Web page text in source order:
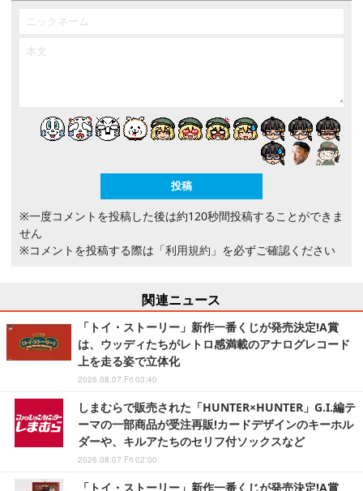
※一度コメントを投稿した後は約120秒間投稿することができま
せん
※コメントを投稿する際は 「利用規約」 を必ずご確認ください
関連ニュース
「トイ・ストーリー」新作一番くじが発売決定!A賞
は、ウッディたちがレトロ感満載のアナログレコード
上を走る姿で立体化
2026.08.07 Fri 03:40
しまむらで販売された「HUNTER×HUNTER」G.I.編テ
ーマの一部商品が受注再販!カードデザインのキーホル
ダーや、キルアたちのセリフ付ソックスなど
2026.08.07 Fri 02:00
「トイ・ストーリー」新作一番くじが発売決定!A賞